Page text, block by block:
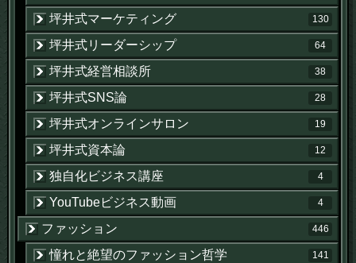
坪井式マーケティング 130
坪井式リーダーシップ 64
坪井式経営相談所 38
坪井式SNS論 28
坪井式オンラインサロン 19
坪井式資本論 12
独自化ビジネス講座 4
YouTubeビジネス動画 4
ファッション 446
憧れと絶望のファッション哲学 141